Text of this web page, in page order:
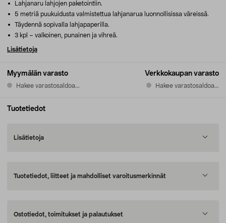
Myymälän varasto
Hakee varastosaldoa...
Verkkokaupan varasto
Hakee varastosaldoa...
Lahjanaru lahjojen paketointiin.
5 metriä puukuidusta valmistettua lahjanarua luonnollisissa väreissä.
Täydennä sopivalla lahjapaperilla.
3 kpl – valkoinen, punainen ja vihreä.
Lisätietoja
Tuotetiedot
Lisätietoja
Tuotetiedot, liitteet ja mahdolliset varoitusmerkinnät
Ostotiedot, toimitukset ja palautukset